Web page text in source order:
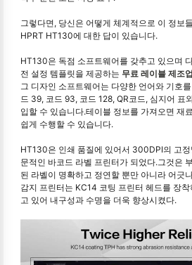
그렇다면, 당신은 어떻게 체계적으로 이 정보
HPRT HT130에 대한 답이 있습니다.
HT130은 독점 소프트웨어를 갖추고 있으며
전 설정 템플릿을 제공하는 무료 레이블 제조
그 디자인 소프트웨어는 다양한 언어와 기호
드 39, 코드 93, 코드 128, QR코드, 심지어 표
입할 수 있습니다.테이블 정보를 가져오면 재
쉽게 수행할 수 있습니다.
HT130은 인쇄 품질에 있어서 300DPI의 고
문적인 바코드 라벨 프린터가 되었다.그것은
된 라벨이 명확하고 정연할 뿐만 아니라 어긋
감지 프린터는 KC14 코팅 프린터 헤드를 장
고 있어 내구성과 수명을 더욱 향상시켰다.